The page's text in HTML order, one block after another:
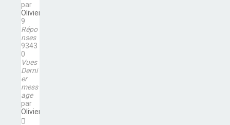
par
Olivier
9
Répo
nses
9343
0
Vues
Derni
er
mess
age
par
Olivier